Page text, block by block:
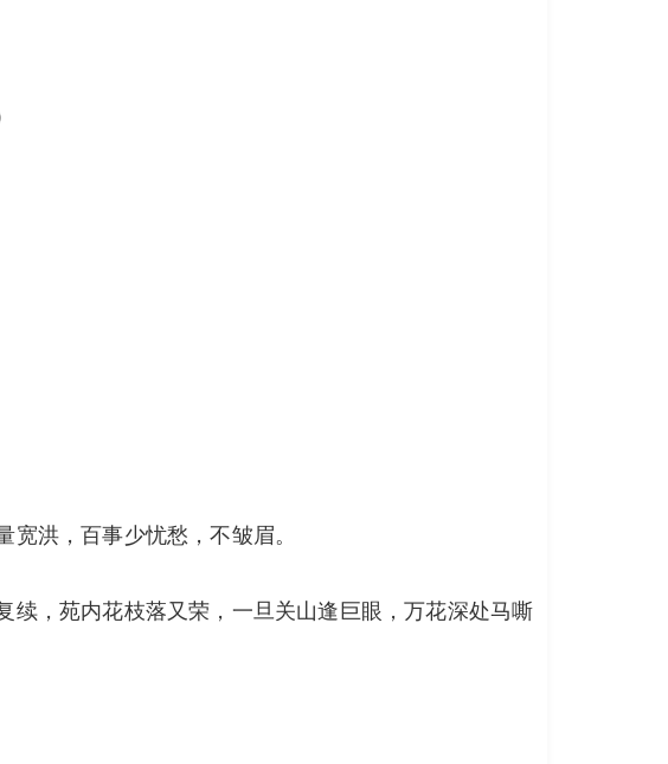
洪，百事少忧愁，不皱眉。
，苑内花枝落又荣，一旦关山逢巨眼，万花深处马嘶